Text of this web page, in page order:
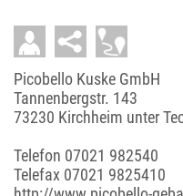
Picobello Kuske GmbH
Tannenbergstr. 143
73230 Kirchheim unter
Telefon 07021 982540
Telefax 07021 9825410